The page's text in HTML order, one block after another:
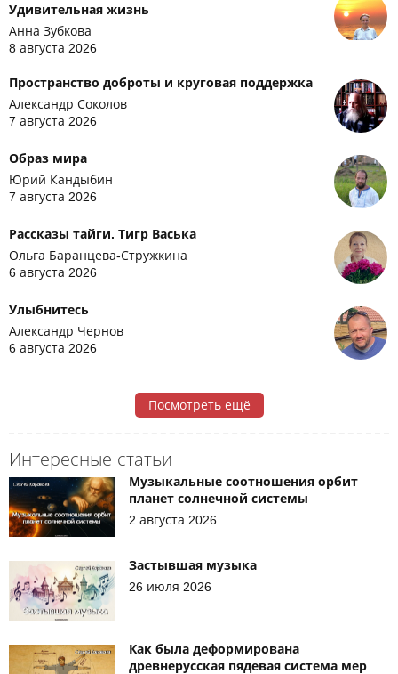
Удивительная жизнь
Анна Зубкова
8 августа 2026
Пространство доброты и круговая поддержка
Александр Соколов
7 августа 2026
Образ мира
Юрий Кандыбин
7 августа 2026
Рассказы тайги. Тигр Васька
Ольга Баранцева-Стружкина
6 августа 2026
Улыбнитесь
Александр Чернов
6 августа 2026
Посмотреть ещё
Интересные статьи
Музыкальные соотношения орбит
планет солнечной системы
2 августа 2026
Застывшая музыка
26 июля 2026
Как была деформирована
древнерусская пядевая система мер